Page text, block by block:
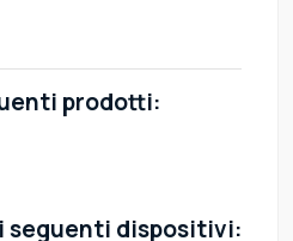
prodotti:
seguenti dispositivi: